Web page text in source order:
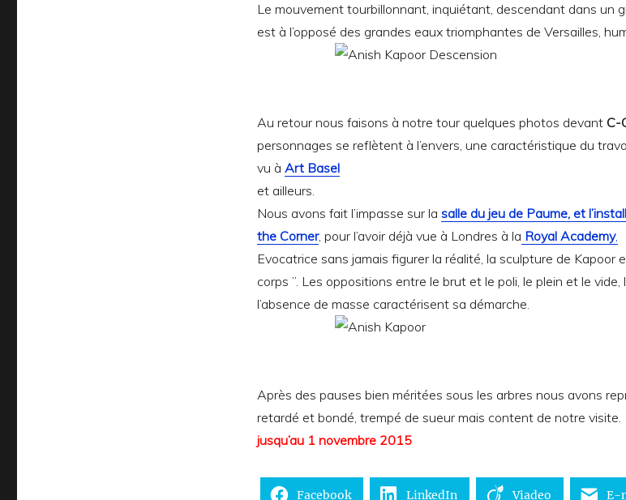
Le mouvement tourbillonnant, inquiétant, descendant dans un
est à l’opposé des grandes eaux triomphantes de Versailles,
Au retour nous faisons à notre tour quelques photos devant C-
personnages se reflètent à l’envers, une caractéristique du
vu à Art Basel
et ailleurs.
Nous avons fait l’impasse sur la salle du jeu de Paume, et
the Corner, pour l’avoir déjà vue à Londres à la Royal Academy,
Evocatrice sans jamais figurer la réalité, la sculpture de Kapoor
corps ”. Les oppositions entre le brut et le poli, le plein et le vide,
l’absence de masse caractérisent sa démarche.
Après des pauses bien méritées sous les arbres nous avons
retardé et bondé, trempé de sueur mais content de notre visite.
jusqu’au 1 novembre 2015
Facebook LinkedIn Viadeo E-